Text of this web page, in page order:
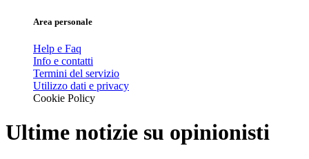
Area personale
Help e Faq
Info e contatti
Termini del servizio
Utilizzo dati e privacy
Cookie Policy
Ultime notizie su opinionisti